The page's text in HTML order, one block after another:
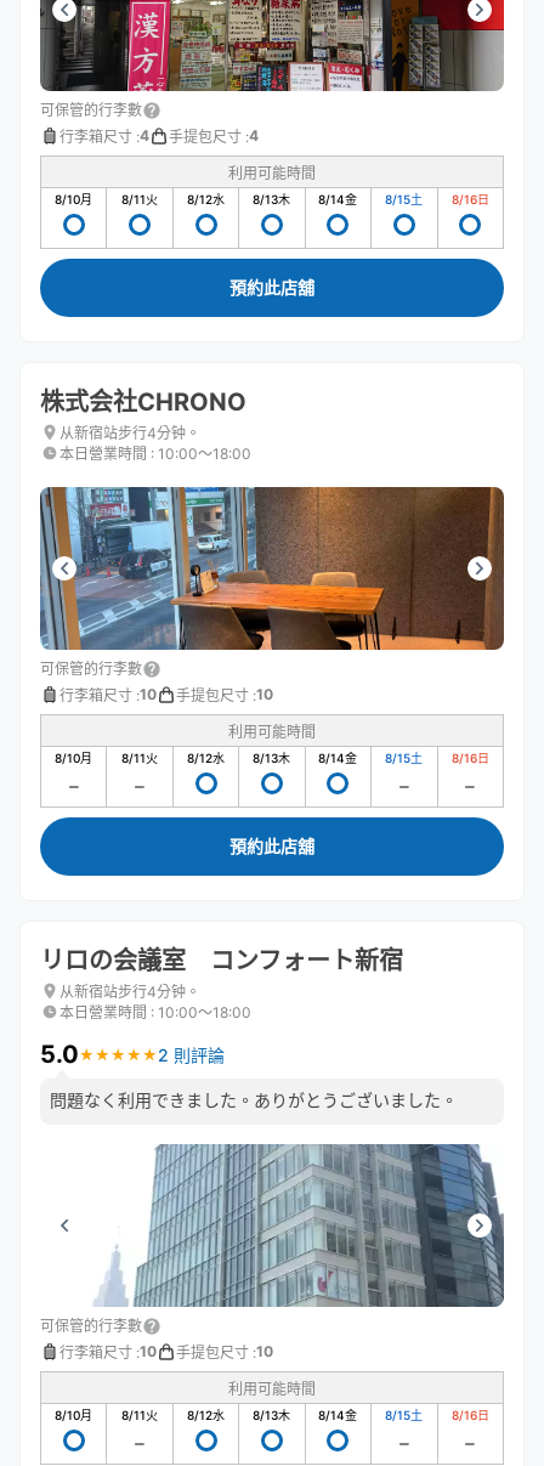
可保管的行李數
行李箱尺寸 :4 手提包尺寸 :4
利用可能時間
8/10月 8/11火 8/12水 8/13木 8/14金 8/15土 8/16日
預約此店舖
株式会社CHRONO
从新宿站步行4分钟。
本日營業時間 : 10:00〜18:00
可保管的行李數
行李箱尺寸 :10 手提包尺寸 :10
利用可能時間
8/10月 8/11火 8/12水 8/13木 8/14金 8/15土 8/16日
預約此店舖
リロの会議室 コンフォート新宿
从新宿站步行4分钟。
本日營業時間 : 10:00〜18:00
5.0★ ★ ★ ★ ★
★ ★ ★ ★ ★ 2 則評論
問題なく利用できました。ありがとうございました。
可保管的行李數
行李箱尺寸 :10 手提包尺寸 :10
利用可能時間
8/10月 8/11火 8/12水 8/13木 8/14金 8/15土 8/16日